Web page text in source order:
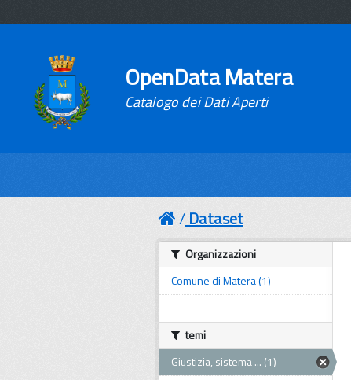
OpenData Matera
Catalogo dei Dati Aperti
Dataset
Organizzazioni
Comune di Matera (1)
temi
Giustizia, sistema ... (1)